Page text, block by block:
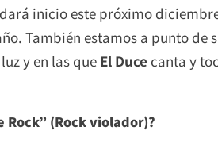
inicio este próximo
También estamos a punto de
y en las queEl Duce canta y
(Rock violador)?